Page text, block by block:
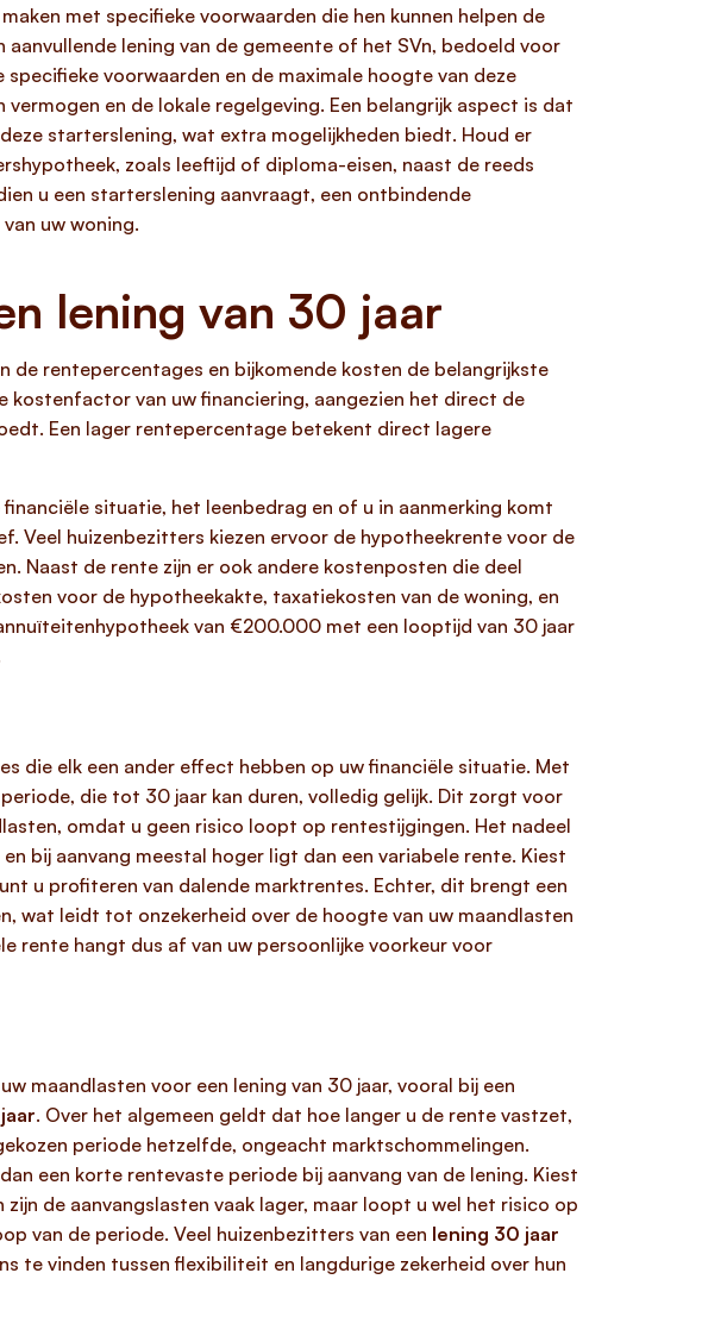
met specifieke voorwaarden die hen kunnen helpen de
aanvullende lening van de gemeente of het SVn, bedoeld voor
voorwaarden en de maximale hoogte van deze
vermogen en de lokale regelgeving. Een belangrijk aspect is dat
starterslening, wat extra mogelijkheden biedt. Houd er
zoals leeftijd of diploma-eisen, naast de reeds
u een starterslening aanvraagt, een ontbindende
uw woning.
lening van 30 jaar
de rentepercentages en bijkomende kosten de belangrijkste
van uw financiering, aangezien het direct de
Een lager rentepercentage betekent direct lagere
situatie, het leenbedrag en of u in aanmerking komt
Veel huizenbezitters kiezen ervoor de hypotheekrente voor de
Naast de rente zijn er ook andere kostenposten die deel
voor de hypotheekakte, taxatiekosten van de woning, en
van €200.000 met een looptijd van 30 jaar
die elk een ander effect hebben op uw financiële situatie. Met
die tot 30 jaar kan duren, volledig gelijk. Dit zorgt voor
omdat u geen risico loopt op rentestijgingen. Het nadeel
bij aanvang meestal hoger ligt dan een variabele rente. Kiest
u profiteren van dalende marktrentes. Echter, dit brengt een
wat leidt tot onzekerheid over de hoogte van uw maandlasten
rente hangt dus af van uw persoonlijke voorkeur voor
maandlasten voor een lening van 30 jaar, vooral bij een
. Over het algemeen geldt dat hoe langer u de rente vastzet,
periode hetzelfde, ongeacht marktschommelingen.
dan een korte rentevaste periode bij aanvang van de lening. Kiest
de aanvangslasten vaak lager, maar loopt u wel het risico op
van de periode. Veel huizenbezitters van een lening 30 jaar
te vinden tussen flexibiliteit en langdurige zekerheid over hun